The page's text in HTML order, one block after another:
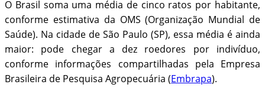
O Brasil soma uma média de cinco ratos por habitante,
conforme estimativa da OMS (Organização Mundial de
Saúde). Na cidade de São Paulo (SP), essa média é ainda
maior: pode chegar a dez roedores por indivíduo,
conforme informações compartilhadas pela Empresa
Brasileira de Pesquisa Agropecuária (Embrapa).